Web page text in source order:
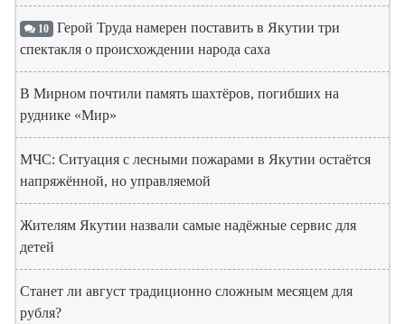
10 Герой Труда намерен поставить в Якутии три
спектакля о происхождении народа саха
В Мирном почтили память шахтёров, погибших на
руднике «Мир»
МЧС: Ситуация с лесными пожарами в Якутии остаётся
напряжённой, но управляемой
Жителям Якутии назвали самые надёжные сервис для
детей
Станет ли август традиционно сложным месяцем для
рубля?